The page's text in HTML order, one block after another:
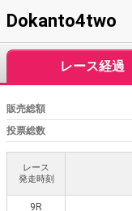
Dokanto4two
レース経過
販売総額
投票総数
レース
発走時刻
9R